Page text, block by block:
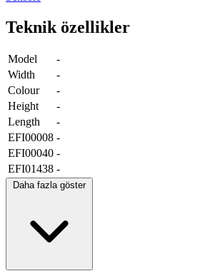
Teknik özellikler
Model
-
Width
-
Colour
-
Height
-
Length
-
EFI00008 -
EFI00040 -
EFI01438 -
Daha fazla göster